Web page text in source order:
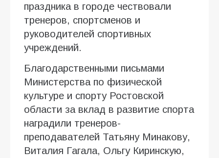
праздника в городе чествовали
тренеров, спортсменов и
руководителей спортивных
учреждений.
Благодарственными письмами
Министерства по физической
культуре и спорту Ростовской
области за вклад в развитие спорта
наградили тренеров-
преподавателей Татьяну Минакову,
Виталия Гагала, Ольгу Киринскую,